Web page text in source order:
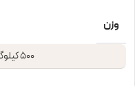
وزن
500 کیلوگرم